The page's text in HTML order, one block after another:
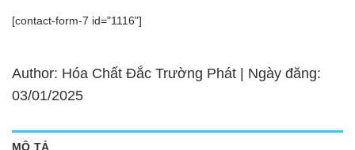
[contact-form-7 id="1116"]
Author: Hóa Chất Đắc Trường Phát | Ngày đăng:
03/01/2025
MÔ TẢ